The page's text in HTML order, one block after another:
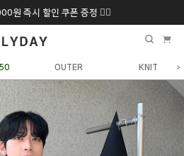
원 즉시 할인 쿠폰 증정 ❤️‍🔥
9/6 화 ~ 9/12월
OUTER KNIT